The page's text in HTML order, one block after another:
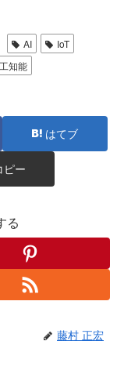
AI
IoT
知能
はてブ
ピー
る
藤村 正宏